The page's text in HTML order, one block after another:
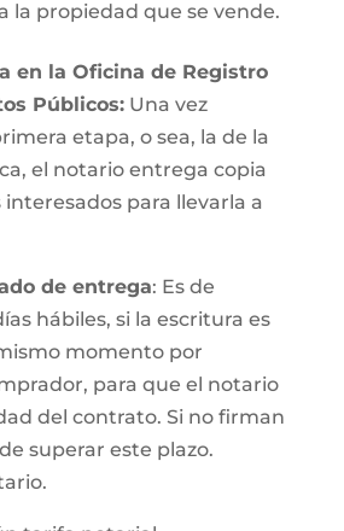
la propiedad que se vende.
en la Oficina de Registro
Públicos:Una vez
etapa, o sea, la de la
el notario entrega copia
para llevarla a
de entrega: Es de
hábiles, si la escritura es
momento por
para que el notario
del contrato. Si no firman
superar este plazo.